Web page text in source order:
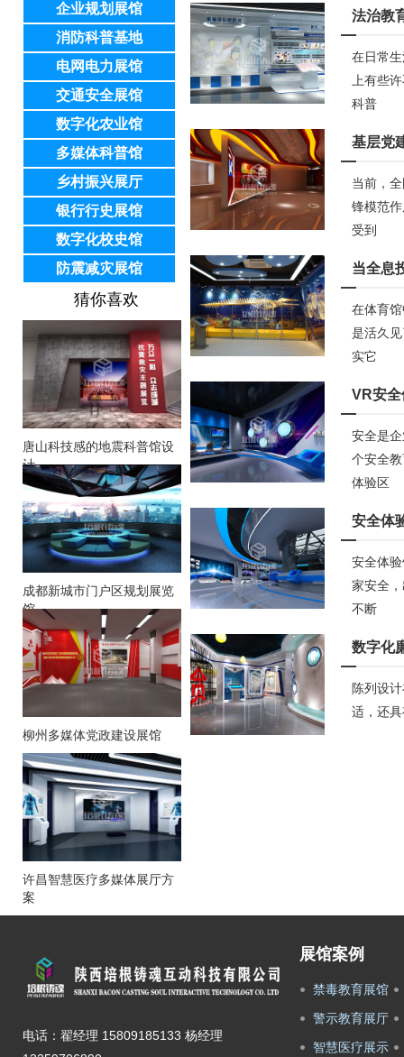
企业规划展馆
消防科普基地
电网电力展馆
交通安全展馆
数字化农业馆
多媒体科普馆
乡村振兴展厅
银行行史展馆
数字化校史馆
防震减灾展馆
猜你喜欢
唐山科技感的地震科普馆设
计
成都新城市门户区规划展览
馆
柳州多媒体党政建设展馆
许昌智慧医疗多媒体展厅方
案
法治教
在日常
上有些
科普
基层党
当前，
锋模范
受到
当全息
在体育
是活久
实它
VR安
安全是
个安全
体验区
安全体
安全体
家安全
不断
数字化
陈列设
适，还
电话：翟经理 15809185133 杨经理
展馆案例
禁毒教育展馆
警示教育展厅
智慧医疗展示